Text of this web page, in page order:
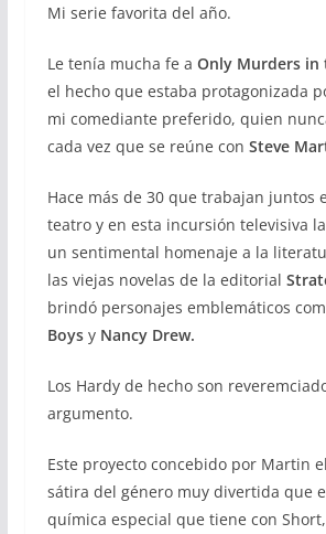
Mi serie favorita del año.
Le tenía mucha fe a Only Murders in
el hecho que estaba protagonizada
mi comediante preferido, quien
cada vez que se reúne con Steve
Hace más de 30 que trabajan juntos
teatro y en esta incursión televisiva
un sentimental homenaje a la
las viejas novelas de la editorial
brindó personajes emblemáticos
Boysy Nancy Drew.
Los Hardy de hecho son
argumento.
Este proyecto concebido por Martin
sátira del género muy divertida que
química especial que tiene con